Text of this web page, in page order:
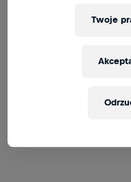
mistrzostwach świata w
biegania! Posłuchajcie
Twoje